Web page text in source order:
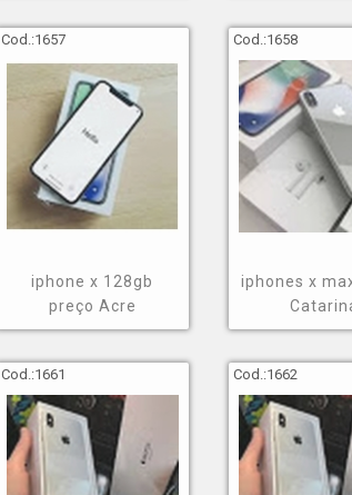
Cod.:1657
iphone x 128gb
preço Acre
Cod.:1658
iphones x
Cod.:1661 Cod.:1662